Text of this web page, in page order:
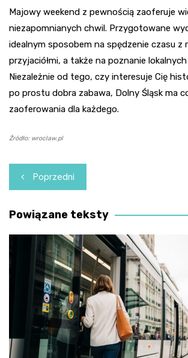
Majowy weekend z pewnością zaoferuje
niezapomnianych chwil. Przygotowane
idealnym sposobem na spędzenie czasu z
przyjaciółmi, a także na poznanie
Niezależnie od tego, czy interesuje Cię
po prostu dobra zabawa, Dolny Śląsk ma
zaoferowania dla każdego.
Źródło: wroclaw.pl
Nawigacja
wpisu
Poprzedni
Powiązane teksty